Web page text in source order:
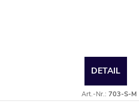
DETAIL
Art.-Nr.: 703-S-M